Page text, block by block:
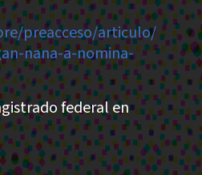
preacceso/articulo/
nana-a-nomina-
federal en